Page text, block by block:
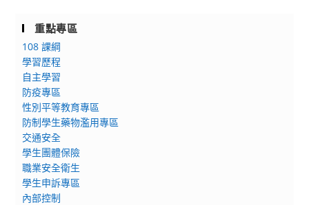
重點專區
108 課綱
學習歷程
自主學習
防疫專區
性別平等教育專區
防制學生藥物濫用專區
交通安全
學生團體保險
職業安全衛生
學生申訴專區
內部控制